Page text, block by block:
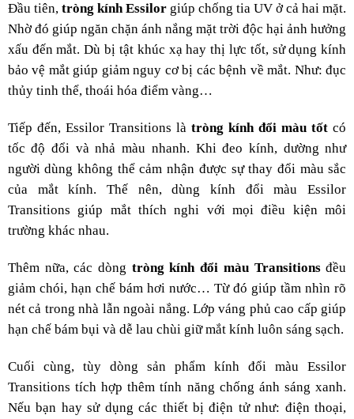
Đầu tiên, tròng kính Essilorgiúp chống tia UV ở cả hai mặt.
Nhờ đó giúp ngăn chặn ánh nắng mặt trời độc hại ảnh hưởng
xấu đến mắt. Dù bị tật khúc xạ hay thị lực tốt, sử dụng kính
bảo vệ mắt giúp giảm nguy cơ bị các bệnh về mắt. Như: đục
thủy tinh thể, thoái hóa điểm vàng…
Tiếp đến, Essilor Transitions làtròng kính đổi màu tốt có
tốc độ đổi và nhả màu nhanh. Khi đeo kính, dường như
người dùng không thể cảm nhận được sự thay đổi màu sắc
của mắt kính. Thế nên, dùng kính đổi màu Essilor
Transitions giúp mắt thích nghi với mọi điều kiện môi
trường khác nhau.
Thêm nữa, các dòng tròng kính đổi màu Transitionsđều
giảm chói, hạn chế bám hơi nước… Từ đó giúp tầm nhìn rõ
nét cả trong nhà lẫn ngoài nắng. Lớp váng phủ cao cấp giúp
hạn chế bám bụi và dễ lau chùi giữ mắt kính luôn sáng sạch.
Cuối cùng, tùy dòng sản phẩm kính đổi màu Essilor
Transitions tích hợp thêm tính năng chống ánh sáng xanh.
Nếu bạn hay sử dụng các thiết bị điện tử như: điện thoại,